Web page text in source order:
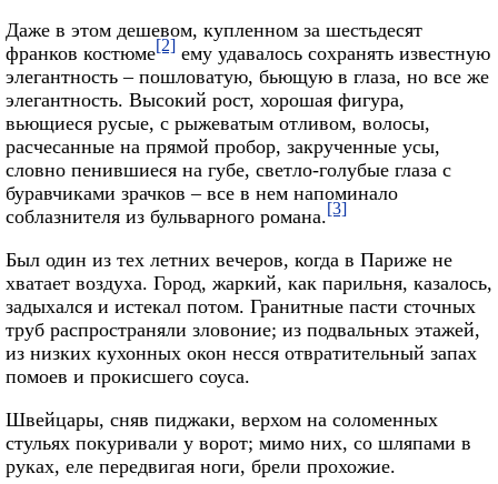
Даже в этом дешевом, купленном за шестьдесят
франков костюме[2] ему удавалось сохранять известную
элегантность – пошловатую, бьющую в глаза, но все же
элегантность. Высокий рост, хорошая фигура,
вьющиеся русые, с рыжеватым отливом, волосы,
расчесанные на прямой пробор, закрученные усы,
словно пенившиеся на губе, светло-голубые глаза с
буравчиками зрачков – все в нем напоминало
соблазнителя из бульварного романа.[3]
Был один из тех летних вечеров, когда в Париже не
хватает воздуха. Город, жаркий, как парильня, казалось,
задыхался и истекал потом. Гранитные пасти сточных
труб распространяли зловоние; из подвальных этажей,
из низких кухонных окон несся отвратительный запах
помоев и прокисшего соуса.
Швейцары, сняв пиджаки, верхом на соломенных
стульях покуривали у ворот; мимо них, со шляпами в
руках, еле передвигая ноги, брели прохожие.